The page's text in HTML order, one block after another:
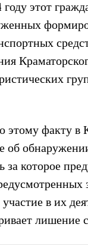
этот
факту в
за которое
в их
лишение